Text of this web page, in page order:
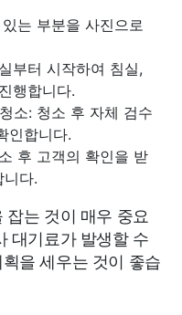
는 부분을 사진으로
부터 시작하여 침실,
행합니다.
소: 청소 후 자체 검수
인합니다.
후 고객의 확인을 받
다.
는 것이 매우 중요
대기료가 발생할 수
을 세우는 것이 좋습